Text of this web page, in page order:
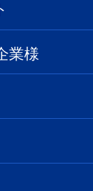
業様